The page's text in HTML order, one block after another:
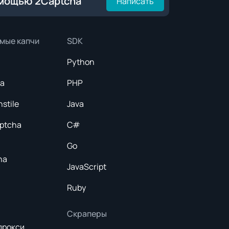
капчи
SDK
Python
PHP
Java
C#
Go
JavaScript
Ruby
Скраперы